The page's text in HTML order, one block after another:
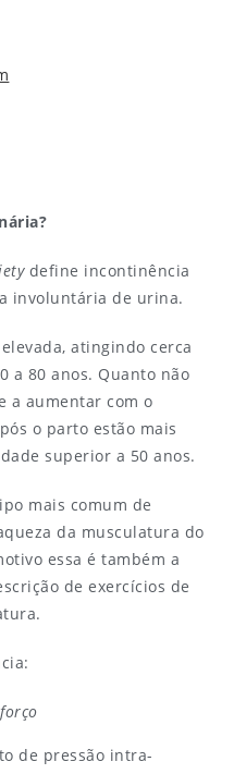
define incontinência
involuntária de urina.
atingindo cerca
a 80 anos. Quanto não
a aumentar com o
o parto estão mais
superior a 50 anos.
mais comum de
da musculatura do
essa é também a
de exercícios de
de pressão intra-